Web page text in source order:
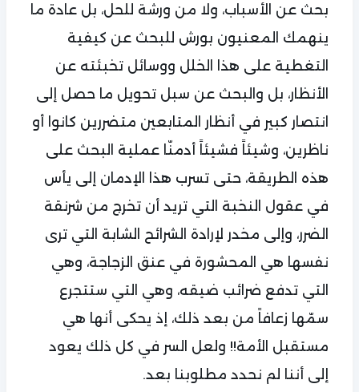
بحث عن الأسباب، ولا من ورشة للحل، بل عادة ما
ينهمك المعنيون بورش للبحث عن كيفية
التغطية على هذا الخلل ووسائل تخبئته عن
الأنظار، بل والبحث عن سبل تحويل ما حصل إلى
انتصار كبير في أنظار المتابعين متضررين كانوا أو
ناظرين، وشيئاً فشيئاً أدمنّا عملية البحث على
هذه الطريقة، حتى تسرب هذا الإدمان إلى يأس
في عقول النخبة التي تريد أن تخرج من شرنقة
الضرر، وإلى مخدر لإرادة الشرائح الشابة التي ترى
نفسها هي المحشورة في عنق الزجاجة، وهي
التي تدفع ضرائب ضيقه، وهي التي ستتجرع
سمّها زعافاً من بعد ذلك، إذ يحكى أنها هي
مستقبل الأمة!! ولعل السر في كل ذلك يعود
إلى أننا لم نحدد مطلوبنا بعد.